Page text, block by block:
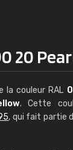
20
la couleur RAL
. Cette
, qui fait partie